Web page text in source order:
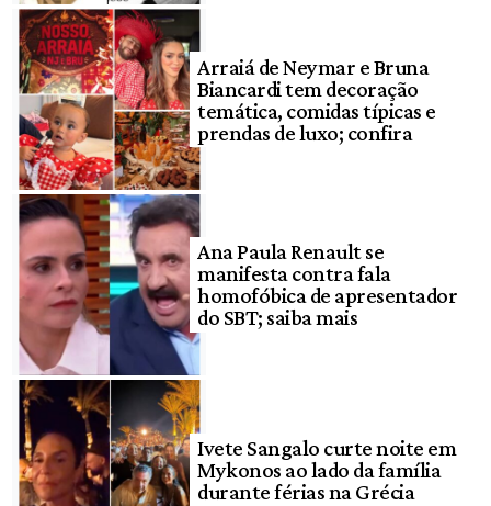
Arraiá de Neymar e Bruna
Biancardi tem decoração
temática, comidas típicas e
prendas de luxo; confira
Ana Paula Renault se
manifesta contra fala
homofóbica de apresentador
do SBT; saiba mais
Ivete Sangalo curte noite em
Mykonos ao lado da família
durante férias na Grécia